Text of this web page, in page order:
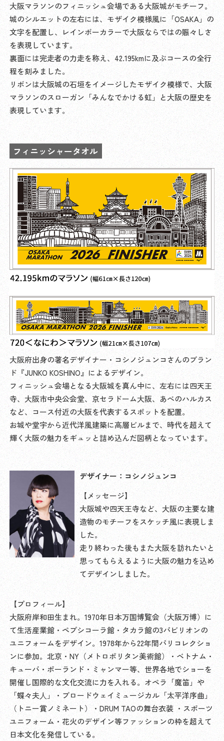
大阪マラソンのフィニッシュ会場である大阪城がモチーフ。
城のシルエットの左右には、モザイク模様風に「OSAKA」の
文字を配置し、レインボーカラーで大阪ならではの賑々しさ
を表現しています。
裏面には完走者の力走を称え、42.195kmに及ぶコースの全行
程を刻みました。
リボンは大阪城の石垣をイメージしたモザイク模様で、大阪
マラソンのスローガン「みんなでかける虹」と大阪の歴史を
表現しています。
フィニッシャータオル
大阪府出身の著名デザイナー・コシノジュンコさんのブラン
ド『JUNKO KOSHINO』によるデザイン。
フィニッシュ会場となる大阪城を真ん中に、左右には四天王
寺、大阪市中央公会堂、京セラドーム大阪、あべのハルカス
など、コース付近の大阪を代表するスポットを配置。
お城や堂宇から近代洋風建築に高層ビルまで、時代を超えて
輝く大阪の魅力をギュッと詰め込んだ図柄となっています。
デザイナー：コシノジュンコ
【メッセージ】
大阪城や四天王寺など、大阪の主要な建
造物のモチーフをスケッチ風に表現しま
した。
走り終わった後もまた大阪を訪れたいと
思ってもらえるように大阪の魅力を込め
てデザインしました。
【プロフィール】
大阪府岸和田生まれ。1970年日本万国博覧会（大阪万博）に
て生活産業館・ペプシコーラ館・タカラ館の3パビリオンの
ユニフォームをデザイン。1978年から22年間パリコレクショ
ンに参加。北京・NY（メトロポリタン美術館）・ベトナム・
キューバ・ポーランド・ミャンマー等、世界各地でショーを
開催し国際的な文化交流に力を入れる。オペラ「魔笛」や
「蝶々夫⼈」・ブロードウェイミュージカル「太平洋序曲」
（トニー賞ノミネート）・DRUM TAOの舞台衣装 ・スポーツ
ユニフォーム・花火のデザイン等ファッションの枠を超えて
日本文化を発信している。